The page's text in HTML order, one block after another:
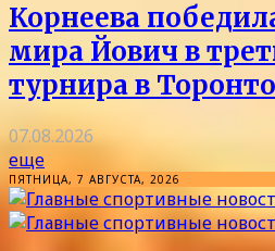
Корнеева
мира Йович в
турнира в Торонто
07.08.2026
еще
ПЯТНИЦА, 7 АВГУСТА, 2026